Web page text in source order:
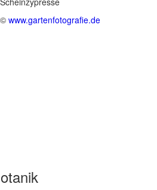
© www.gartenfotografie.de